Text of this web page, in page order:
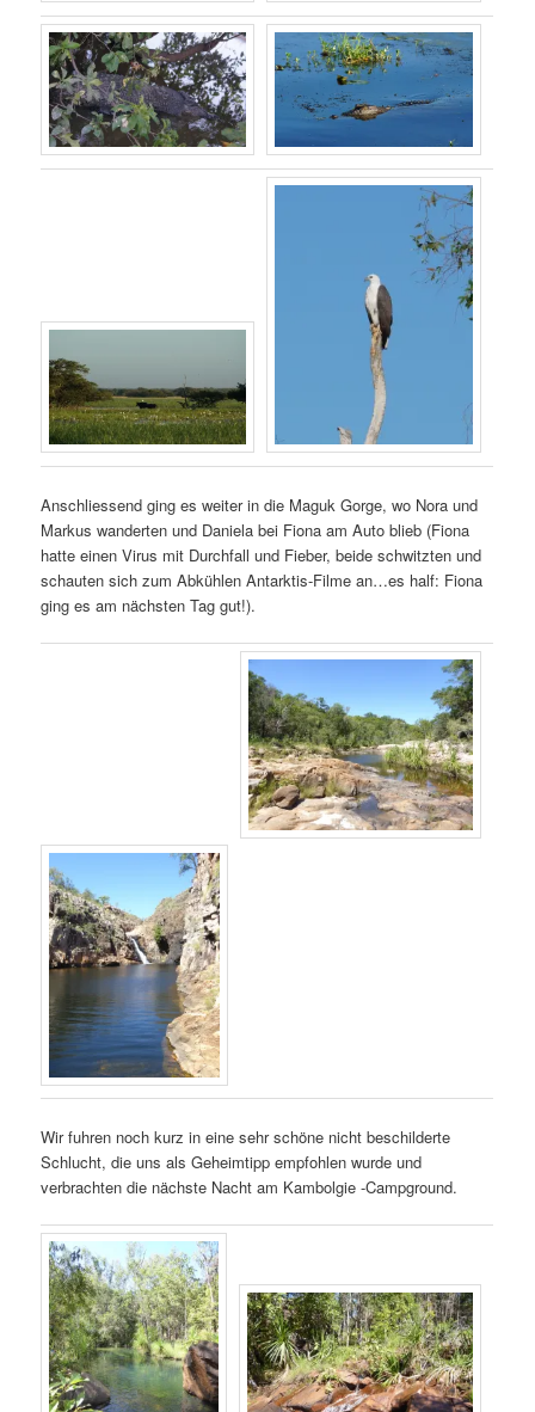
Anschliessend ging es weiter in die Maguk Gorge, wo Nora und
Markus wanderten und Daniela bei Fiona am Auto blieb (Fiona
hatte einen Virus mit Durchfall und Fieber, beide schwitzten und
schauten sich zum Abkühlen Antarktis-Filme an…es half: Fiona
ging es am nächsten Tag gut!).
Wir fuhren noch kurz in eine sehr schöne nicht beschilderte
Schlucht, die uns als Geheimtipp empfohlen wurde und
verbrachten die nächste Nacht am Kambolgie -Campground.